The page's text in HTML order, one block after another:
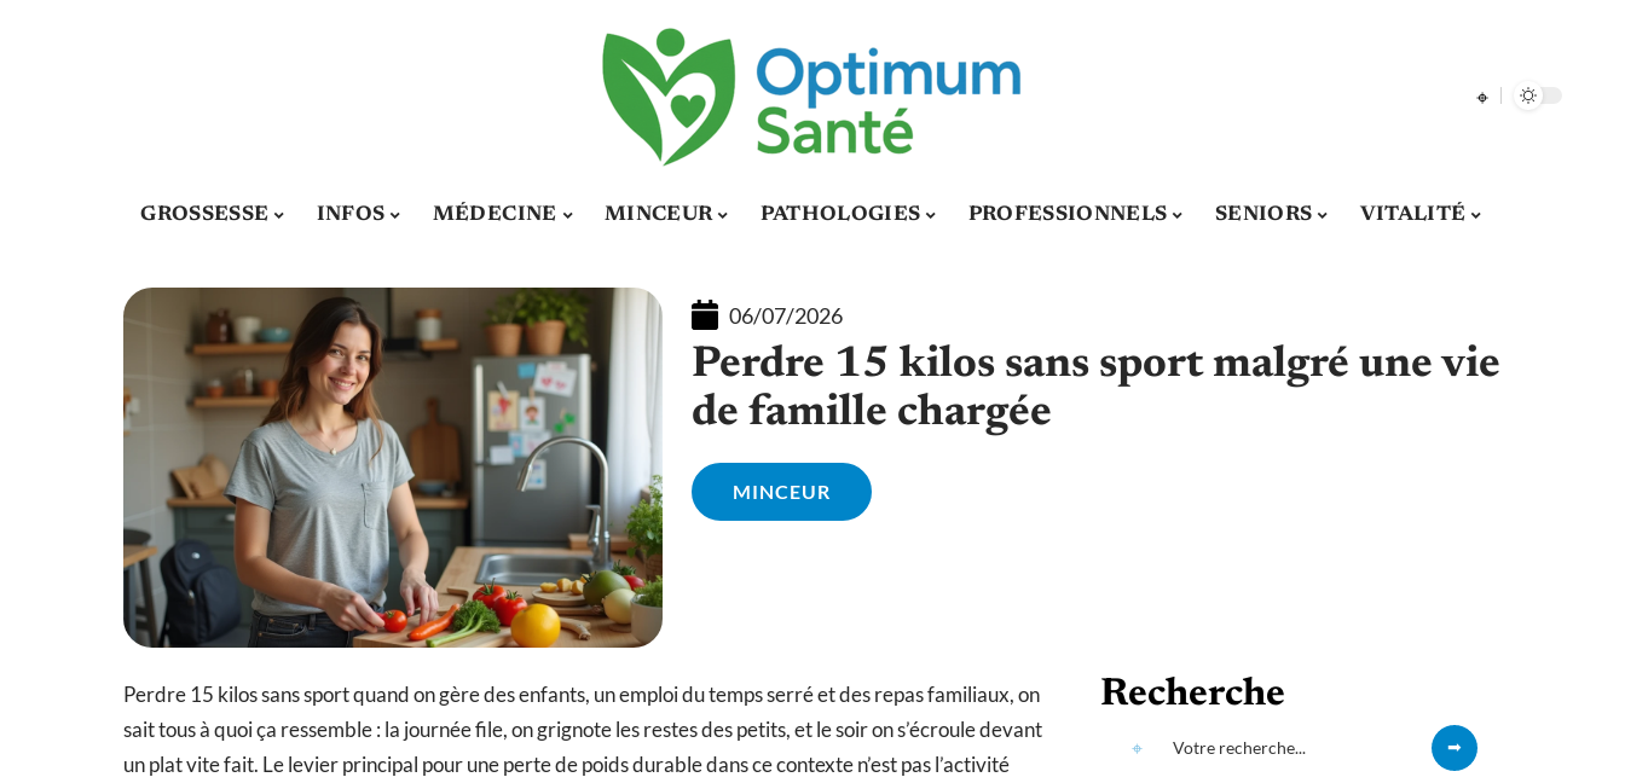
GROSSESSE INFOS MÉDECINE MINCEUR PATHOLOGIES PROFESSIONNELS SENIORS VITALITÉ
06/07/2026
Perdre 15 kilos sans sport malgré une vie
de famille chargée
MINCEUR
Perdre 15 kilos sans sport quand on gère des enfants, un emploi du temps serré et des repas familiaux, on
sait tous à quoi ça ressemble : la journée file, on grignote les restes des petits, et le soir on s’écroule devant
un plat vite fait. Le levier principal pour une perte de poids durable dans ce contexte n’est pas l’activité
Recherche